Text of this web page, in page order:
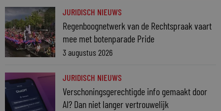
JURIDISCH NIEUWS
Regenboognetwerk van de Rechtspraak vaart
mee met botenparade Pride
3 augustus 2026
JURIDISCH NIEUWS
Verschoningsgerechtigde info gemaakt door
AI? Dan niet langer vertrouwelijk